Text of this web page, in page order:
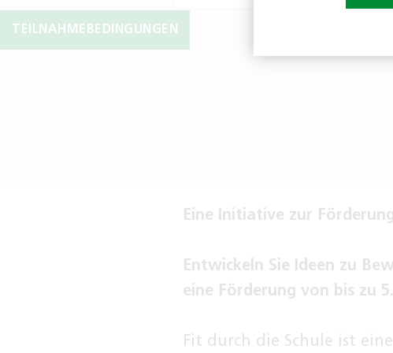
TEILNAHMEBEDINGUNGEN
Eine Initiative zur
Entwickeln Sie Ideen zu
eine Förderung von bis zu
Fit durch die Schule ist